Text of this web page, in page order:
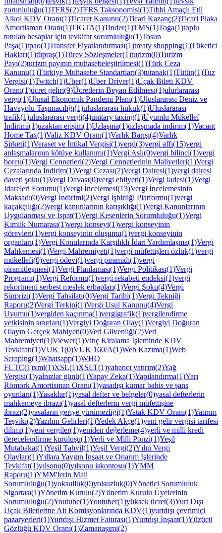
zorunluluğu(1)TFRS(2)TFRS Taksonomisi(1)Tıbbi Amaçlı Etil
Alkol KDV Oranı(1)Ticaret Kanunu(2)Ticari Kazanç(2)Ticari Plaka
Amortisman Oranı(1)TIGTA(1)Tinder(1)TMS(1)Toga(1)toplu
tutulan hesaplar için tevkifat sorumluluğu(1)Tosun
Paşa(1)tpao(1)Transfer Fiyatlandırması(1)treaty shopping(1)Tüketici
Hakları(1)tüpraş(1)Türev Sözleşmeler(1)turizm(0)Turizm
Payı(2)turizm payının muhasebeleştirilmesi(1)Türk Ceza
Kanunu(1)Türkiye Muhasebe Standartları(3)tutanak(1)Tütün(1)Tuz
Vergisi(1)Twitch(1)Uber(1)Uber Driver(1)Uçak Bileti KDV
Oranı(1)ücret geliri(9)Ücretlerin Beyan Edilmesi(1)ulurlararası
vergi(1)Ulusal Ekonomik Pandemi Planı(1)Uluslararası Deniz ve
Havayolu Taşımacılığı(1)uluslararası hukuk(1)Uluslararası
trafik(1)uluslararası vergi(4)unitary taxing(1)Uyumlu Mükellef
İndirimi(1)uzaktan erişim(1)Uzlaşma(1)uzlaşmada indirim(1)Vacant
Home Tax(1)Valiz KDV Oranı(1)Varlık Barışı(4)Varlık
Şirketi(1)Veraset ve İntikal Vergisi(1)vergi(3)vergi affı(15)vergi
anlaşmalarının kötüye kullanımı(1)Vergi Aslı(0)vergi bilinci(1)vergi
borcu(1)Vergi Cennetleri(2)Vergi Cennetlerinin Maliyetleri(1)Vergi
Cezalarında İndirim(1)Vergi Cezası(2)Vergi Dairesi(1)vergi dairesi
daveti şoku(1)Vergi Davası(0)vergi ehliyeti(1)Vergi İadesi(1)Vergi
İdareleri Forumu(1)Vergi İncelemesi(13)Vergi İncelemesinin
Maksadı(0)Vergi İndirimi(2)Vergi İşbirliği Platformu(1)vergi
kaçakçılığı(2)vergi kanunlarının karışıklığı(1)Vergi Kanunlarının
Uygulanması ve İspat(1)Vergi Kesenlerin Sorumluluğu(1)Vergi
Kimlik Numarası(1)vergi konseyi(1)vergi konseyinin
görevleri(1)vergi konseyinin oluşumu(1)vergi konseyinin
organları(1)Vergi Konularında Karşılıklı İdari Yardımlaşma(1)Vergi
Mahkemesi(1)Vergi Mahremiyeti(1)vergi müfettişleri özlük(1)vergi
mükellefi(0)vergi ödevi(1)vergi piramidi(1)vergi
piramitleşmesi(1)Vergi Planlaması(1)Vergi Politikası(1)Vergi
Programı(1)Vergi Reformu(1)vergi rekabeti endeksi(1)vergi
rekortmeni serbest meslek erbapları(1)Vergi Şoku(4)Vergi
Sürprizi(1)Vergi Tahsilatı(0)Vergi Tarihi(1)Vergi Tekniği
Raporu(2)Vergi Terkini(1)Vergi Usul Kanunu(4)Vergi
Uyumu(1)vergiden kaçınma(1)vergigrafik(1)vergilendirme
yetkisinin sınırları(1)Vergiyi Doğuran Olay(1)Vergiyi Doğuran
Olayın Gerçek Mahiyeti(0)Veri Güvenliği(2)Veri
Mahremiyeti(1)Viewer(1)Vinç Kiralama İşleminde KDV
Tevkifatı(1)VUK 1(0)VUK 160/A(1)Web Kazıma(1)Web
Scraping(1)Whatsapp(1)WHO
FCTC(1)xml(1)XSL(1)XSLT(1)yabancı yatırım(2)Yağ
Vergisi(1)yalnızlar günü(1)Yapay Zeka(1)Yapılandırma(1)Yarı
Römork Amortisman Oranı(1)yasadışı kumar bahis ve şans
oyunları(1)Yasaklar(1)yasal defter ve belgeler(0)yasal defterlerin
mahkemeye ibrazı(1)yasal defterlerin vergi müfettişine
ibrazı(2)yasaların geriye yürümezliği(1)Yatak KDV Oranı(1)Yatırım
Teşviki(2)Yazılım Gelirleri(1)Yedek Akçe(1)yeni gelir vergisi tarifesi
dilimi(1)yeni vergiler(1)yeniden değerleme(4)yerli ve milli kredi
derecelendirme kuruluşu(1)Yerli ve Milli Ponzi(1)Yeşil
Mutabakat(1)Yeşil Tahvil(1)Yeşil Vergi(2)Yılın Vergi
Olayları(1)Yıllara Yaygın İnşaat ve Onarım İşlerinde
Tevkifat(1)yılsonu(0)yılsonu iskontosu(1)YMM
Raporu(1)YMM'lerin Mali
Sorumluluğu(1)yoksulluk(0)yolsuzluk(0)Yönetici Sorumluluk
Sigortası(1)Yönetim Kurulu(2)Yönetim Kurulu Üyelerinin
Sorumluluğu(2)Youtube(1)Youtuber(1)yüksek ücret(3)Yurt Dışı
Uçak Biletlerine Ait Komisyonlarında KDV(1)yurtdışı çevrimiçi
pazaryerleri(1)Yurtdışı Hizmet Faturası(1)Yurtdışı İnşaat(1)Yüzücü
Gözlüğü KDV Oranı(1)Zamanaşımı(2)